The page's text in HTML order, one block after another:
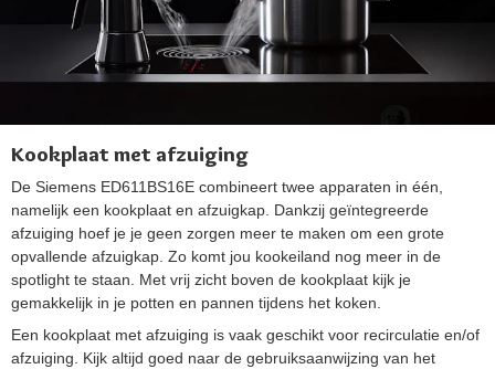
Kookplaat met afzuiging
De Siemens ED611BS16E combineert twee apparaten in één,
namelijk een kookplaat en afzuigkap. Dankzij geïntegreerde
afzuiging hoef je je geen zorgen meer te maken om een grote
opvallende afzuigkap. Zo komt jou kookeiland nog meer in de
spotlight te staan. Met vrij zicht boven de kookplaat kijk je
gemakkelijk in je potten en pannen tijdens het koken.
Een kookplaat met afzuiging is vaak geschikt voor recirculatie en/of
afzuiging. Kijk altijd goed naar de gebruiksaanwijzing van het